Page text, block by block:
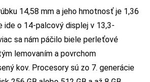
14,58 mm a jeho hmotnosť je 1,36
ide o 14-palcový displej v 13,3-
sa nám páčilo biele perleťové
lemovaním a povrchom
kov. Procesory sú zo 7. generácie